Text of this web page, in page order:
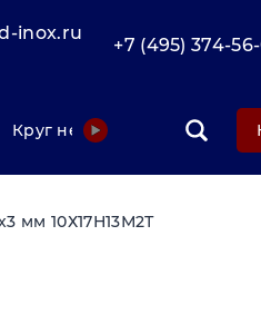
inox.ru
+7 (495) 374-
Круг нержавеющий
мм 10Х17Н13М2Т